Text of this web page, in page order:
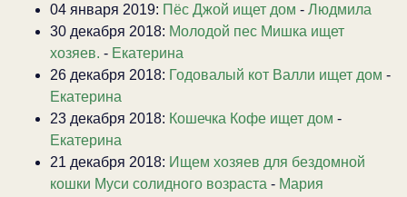
04 января 2019: Пёс Джой ищет дом - Людмила
30 декабря 2018: Молодой пес Мишка ищет
хозяев. - Екатерина
26 декабря 2018: Годовалый кот Валли ищет дом -
Екатерина
23 декабря 2018: Кошечка Кофе ищет дом -
Екатерина
21 декабря 2018: Ищем хозяев для бездомной
кошки Муси солидного возраста - Мария